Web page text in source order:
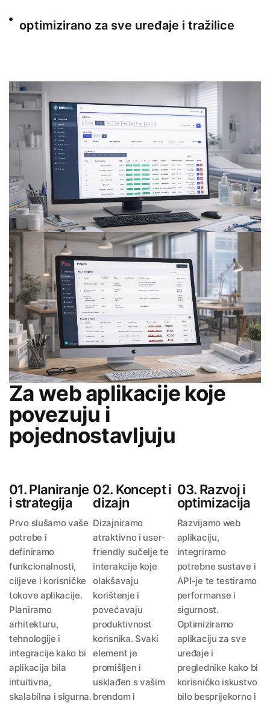
optimizirano za sve uređaje i tražilice
Za web aplikacije koje
povezuju i
pojednostavljuju
01. Planiranje
i strategija
Prvo slušamo vaše
potrebe i
definiramo
funkcionalnosti,
ciljeve i korisničke
tokove aplikacije.
Planiramo
arhitekturu,
tehnologije i
integracije kako bi
aplikacija bila
intuitivna,
skalabilna i sigurna.
02. Koncept i
dizajn
Dizajniramo
atraktivno i user-
friendly sučelje te
interakcije koje
olakšavaju
korištenje i
povećavaju
produktivnost
korisnika. Svaki
element je
promišljen i
usklađen s vašim
brendom i
03. Razvoj i
optimizacija
Razvijamo web
aplikaciju,
integriramo
potrebne sustave i
API-je te testiramo
performanse i
sigurnost.
Optimiziramo
aplikaciju za sve
uređaje i
preglednike kako bi
korisničko iskustvo
bilo besprijekorno i